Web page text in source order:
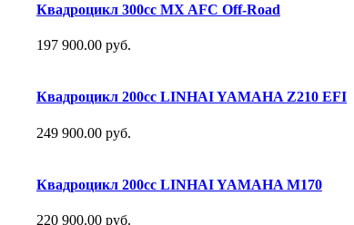
Квадроцикл 300сс MX AFC Off-Road
197 900.00 руб.
Квадроцикл 200сс LINHAI YAMAHA Z210 EFI
249 900.00 руб.
Квадроцикл 200сс LINHAI YAMAHA М170
220 900.00 руб.